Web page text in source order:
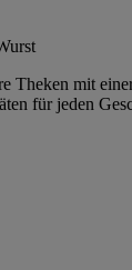
Theken mit
für jeden